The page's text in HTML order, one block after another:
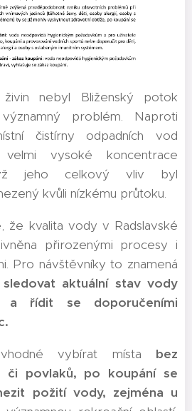
nebyl Bliženský potok
problém. Naproti
čistírny odpadních vod
vysoké koncentrace
jeho celkový vliv byl
kvůli nízkému průtoku.
že kvalita vody v Radslavské
přirozenými procesy i
Pro návštěvníky to znamená
sledovat aktuální stav vody
řídit se doporučeními
vybírat místa bez
či povlaků, po koupání se
požití vody, zejména u